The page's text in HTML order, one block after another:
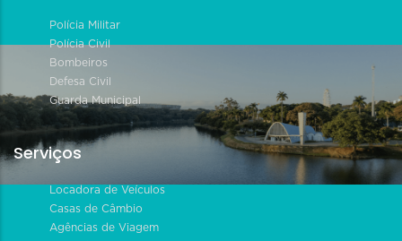
Polícia Militar
Polícia Civil
Bombeiros
Defesa Civil
Guarda Municipal
Serviços
Locadora de Veículos
Casas de Câmbio
Agências de Viagem